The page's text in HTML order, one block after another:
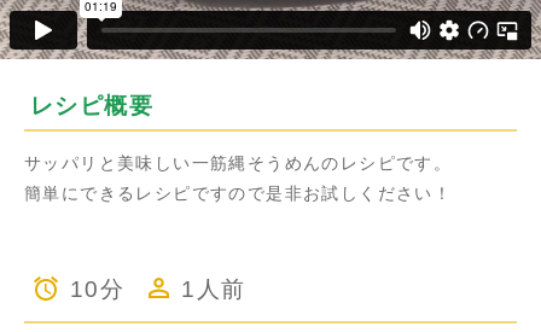
レシピ概要
サッパリと美味しい一筋縄そうめんのレシピです。
簡単にできるレシピですので是非お試しください！
10分 1人前